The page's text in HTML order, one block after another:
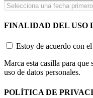
FINALIDAD DEL USO
Estoy de acuerdo con
Marca esta casilla para
uso de datos personales.
POLÍTICA DE